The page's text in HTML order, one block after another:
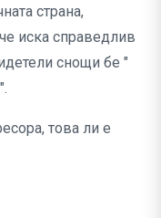
страна,
иска справедлив
снощи бе "
това ли е